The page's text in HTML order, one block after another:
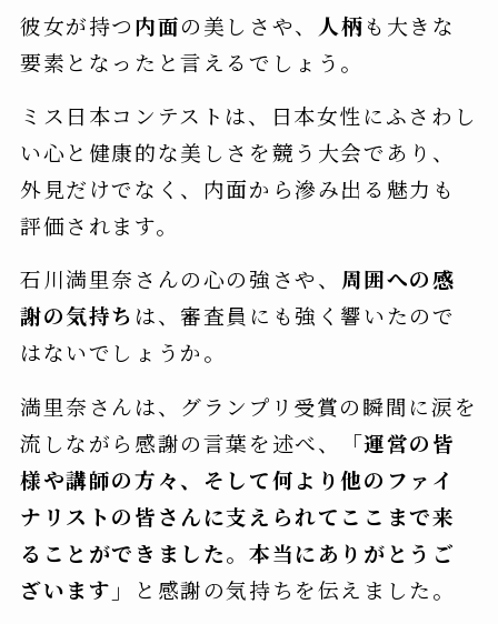
彼女が持つ内面の美しさや、 人柄も大きな
要素となったと言えるでしょう。
ミス日本コンテストは、日本女性にふさわし
い心と健康的な美しさを競う大会であり、
外見だけでなく、内面から滲み出る魅力も
評価されます。
石川満里奈さんの心の強さや、 周囲への感
謝の気持ち は、審査員にも強く響いたので
はないでしょうか。
満里奈さんは、グランプリ受賞の瞬間に涙を
流しながら感謝の言葉を述べ、
「運営の皆
様や講師の方々、そして何より他のファイ
ナリストの皆さんに支えられてここまで来
ることができました。本当にありがとうご
ざいます」
と感謝の気持ちを伝えました。